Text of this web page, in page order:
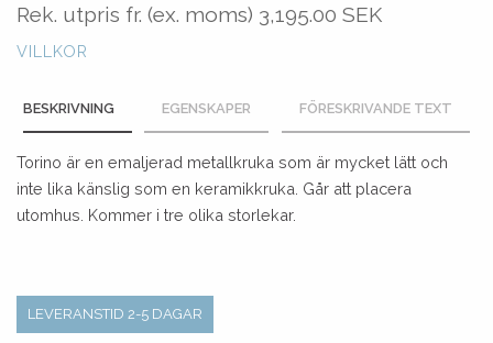
Rek. utpris fr. (ex. moms) 3,195.00 SEK
VILLKOR
BESKRIVNING EGENSKAPER FÖRESKRIVANDE TEXT
Torino är en emaljerad metallkruka som är mycket lätt och
inte lika känslig som en keramikkruka. Går att placera
utomhus. Kommer i tre olika storlekar.
LEVERANSTID 2-5 DAGAR